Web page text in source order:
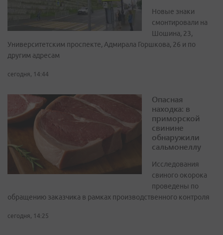
Новые знаки
смонтировали на
Шошина, 23,
Университетским проспекте, Адмирала Горшкова, 26 и по
другим адресам
сегодня, 14:44
Опасная
находка: в
приморской
свинине
обнаружили
сальмонеллу
Исследования
свиного окорока
проведены по
обращению заказчика в рамках производственного контроля
сегодня, 14:25